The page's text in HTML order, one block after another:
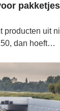
producten uit
dan hoeft…